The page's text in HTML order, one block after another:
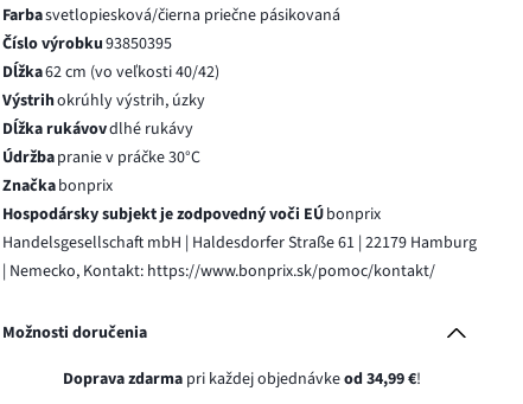
Farbasvetlopiesková/čierna priečne pásikovaná
Číslo výrobku93850395
Dĺžka62 cm (vo veľkosti 40/42)
Výstrihokrúhly výstrih, úzky
Dĺžka rukávovdlhé rukávy
Údržbapranie v práčke 30°C
Značkabonprix
Hospodársky subjekt je zodpovedný voči EÚbonprix
Handelsgesellschaft mbH | Haldesdorfer Straße 61 | 22179 Hamburg
| Nemecko, Kontakt: https://www.bonprix.sk/pomoc/kontakt/
Možnosti doručenia
Doprava zdarmapri každej objednávkeod 34,99 €!